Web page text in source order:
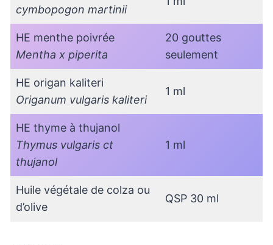
cymbopogon martinii
HE menthe poivrée
Mentha x piperita
20 gouttes
seulement
HE origan kaliteri
Origanum vulgaris kaliteri
1 ml
HE thyme à thujanol
Thymus vulgaris ct
thujanol
1 ml
Huile végétale de colza ou
d’olive
QSP 30 ml